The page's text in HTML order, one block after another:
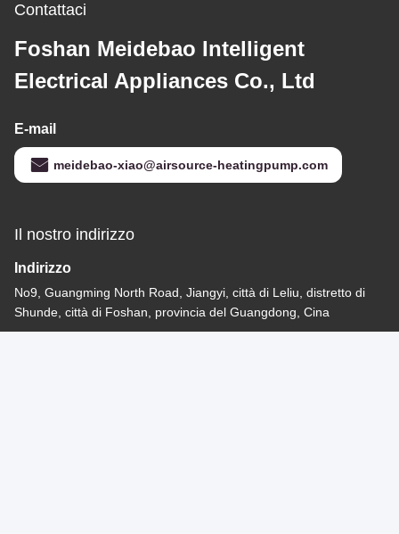
Contattaci
Foshan Meidebao Intelligent
Electrical Appliances Co., Ltd
E-mail
meidebao-xiao@airsource-heatingpump.com
Il nostro indirizzo
Indirizzo
No9, Guangming North Road, Jiangyi, città di Leliu, distretto di
Shunde, città di Foshan, provincia del Guangdong, Cina